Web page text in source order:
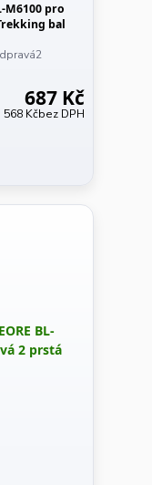
M6100 pro
bal
687 Kč
568 Kčbez DPH